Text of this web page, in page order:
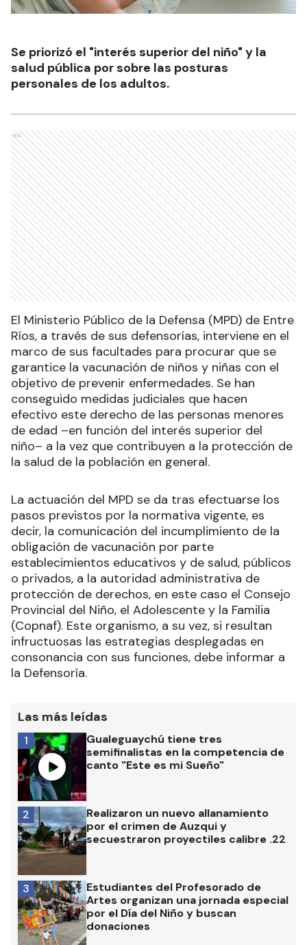
Se priorizó el "interés superior del niño" y la
salud pública por sobre las posturas
personales de los adultos.
Ads
El Ministerio Público de la Defensa (MPD) de Entre
Ríos, a través de sus defensorías, interviene en el
marco de sus facultades para procurar que se
garantice la vacunación de niños y niñas con el
objetivo de prevenir enfermedades. Se han
conseguido medidas judiciales que hacen
efectivo este derecho de las personas menores
de edad –en función del interés superior del
niño– a la vez que contribuyen a la protección de
la salud de la población en general.
La actuación del MPD se da tras efectuarse los
pasos previstos por la normativa vigente, es
decir, la comunicación del incumplimiento de la
obligación de vacunación por parte
establecimientos educativos y de salud, públicos
o privados, a la autoridad administrativa de
protección de derechos, en este caso el Consejo
Provincial del Niño, el Adolescente y la Familia
(Copnaf). Este organismo, a su vez, si resultan
infructuosas las estrategias desplegadas en
consonancia con sus funciones, debe informar a
la Defensoría.
Las más leídas
Gualeguaychú tiene tres
semifinalistas en la competencia de
canto "Este es mi Sueño"
1
Realizaron un nuevo allanamiento
por el crimen de Auzqui y
secuestraron proyectiles calibre .22
2
Estudiantes del Profesorado de
Artes organizan una jornada especial
por el Día del Niño y buscan
donaciones
3